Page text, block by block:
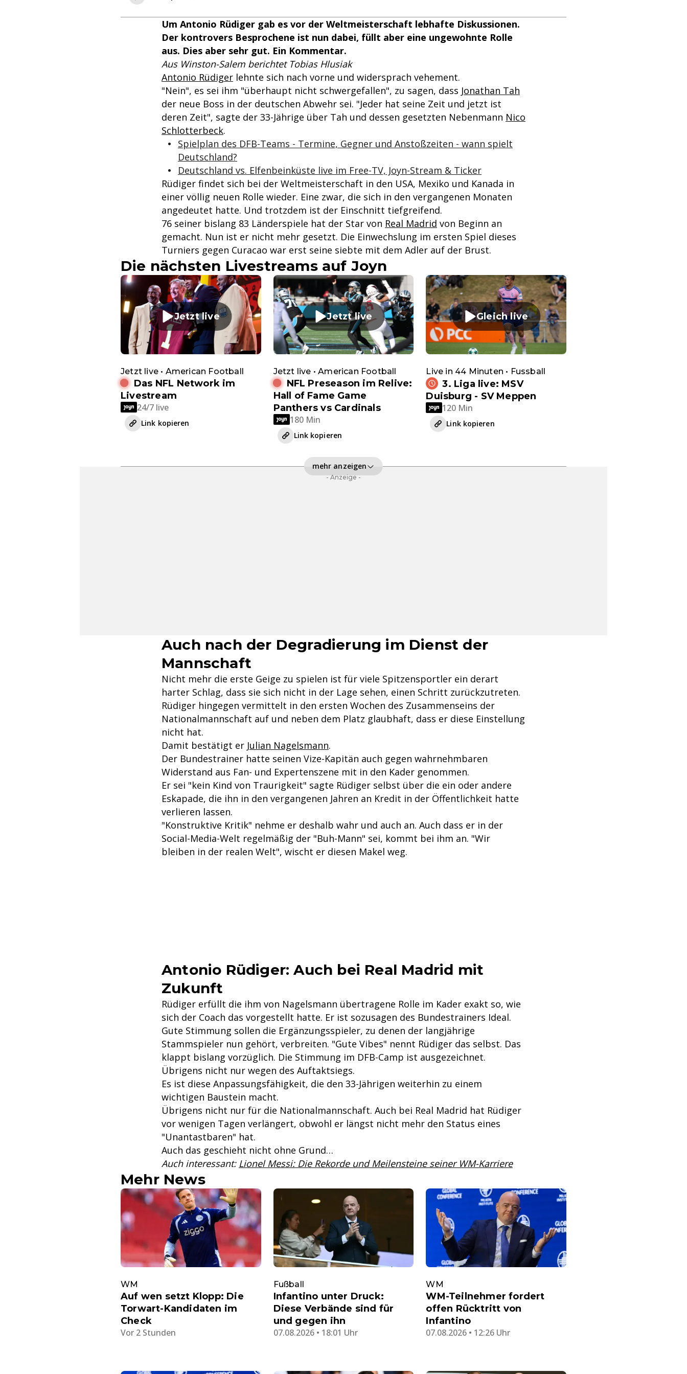
Um Antonio Rüdiger gab es vor der Weltmeisterschaft lebhafte Diskussionen.
Der kontrovers Besprochene ist nun dabei, füllt aber eine ungewohnte Rolle
aus. Dies aber sehr gut. Ein Kommentar.
Aus Winston-Salem berichtet Tobias Hlusiak
Antonio Rüdiger lehnte sich nach vorne und widersprach vehement.
"Nein", es sei ihm "überhaupt nicht schwergefallen", zu sagen, dass Jonathan Tah
der neue Boss in der deutschen Abwehr sei. "Jeder hat seine Zeit und jetzt ist
deren Zeit", sagte der 33-Jährige über Tah und dessen gesetzten Nebenmann Nico
Schlotterbeck.
Spielplan des DFB-Teams - Termine, Gegner und Anstoßzeiten - wann spielt
Deutschland?
Deutschland vs. Elfenbeinküste live im Free-TV, Joyn-Stream & Ticker
Rüdiger findet sich bei der Weltmeisterschaft in den USA, Mexiko und Kanada in
einer völlig neuen Rolle wieder. Eine zwar, die sich in den vergangenen Monaten
angedeutet hatte. Und trotzdem ist der Einschnitt tiefgreifend.
76 seiner bislang 83 Länderspiele hat der Star von Real Madrid von Beginn an
gemacht. Nun ist er nicht mehr gesetzt. Die Einwechslung im ersten Spiel dieses
Turniers gegen Curacao war erst seine siebte mit dem Adler auf der Brust.
Die nächsten Livestreams auf Joyn
Jetzt live
Jetzt live • American Football
Das NFL Network im
Livestream
24/7 live
Link kopieren
Jetzt live
Jetzt live • American Football
NFL Preseason im Relive:
Hall of Fame Game
Panthers vs Cardinals
180 Min
Link kopieren
Gleich live
Live in 44 Minuten • Fussball
3. Liga live: MSV
Duisburg - SV Meppen
120 Min
Link kopieren
mehr anzeigen
- Anzeige -
Auch nach der Degradierung im Dienst der
Mannschaft
Nicht mehr die erste Geige zu spielen ist für viele Spitzensportler ein derart
harter Schlag, dass sie sich nicht in der Lage sehen, einen Schritt zurückzutreten.
Rüdiger hingegen vermittelt in den ersten Wochen des Zusammenseins der
Nationalmannschaft auf und neben dem Platz glaubhaft, dass er diese Einstellung
nicht hat.
Damit bestätigt er Julian Nagelsmann.
Der Bundestrainer hatte seinen Vize-Kapitän auch gegen wahrnehmbaren
Widerstand aus Fan- und Expertenszene mit in den Kader genommen.
Er sei "kein Kind von Traurigkeit" sagte Rüdiger selbst über die ein oder andere
Eskapade, die ihn in den vergangenen Jahren an Kredit in der Öffentlichkeit hatte
verlieren lassen.
"Konstruktive Kritik" nehme er deshalb wahr und auch an. Auch dass er in der
Social-Media-Welt regelmäßig der "Buh-Mann" sei, kommt bei ihm an. "Wir
bleiben in der realen Welt", wischt er diesen Makel weg.
Antonio Rüdiger: Auch bei Real Madrid mit
Zukunft
Rüdiger erfüllt die ihm von Nagelsmann übertragene Rolle im Kader exakt so, wie
sich der Coach das vorgestellt hatte. Er ist sozusagen des Bundestrainers Ideal.
Gute Stimmung sollen die Ergänzungsspieler, zu denen der langjährige
Stammspieler nun gehört, verbreiten. "Gute Vibes" nennt Rüdiger das selbst. Das
klappt bislang vorzüglich. Die Stimmung im DFB-Camp ist ausgezeichnet.
Übrigens nicht nur wegen des Auftaktsiegs.
Es ist diese Anpassungsfähigkeit, die den 33-Jährigen weiterhin zu einem
wichtigen Baustein macht.
Übrigens nicht nur für die Nationalmannschaft. Auch bei Real Madrid hat Rüdiger
vor wenigen Tagen verlängert, obwohl er längst nicht mehr den Status eines
"Unantastbaren" hat.
Auch das geschieht nicht ohne Grund…
Auch interessant: Lionel Messi: Die Rekorde und Meilensteine seiner WM-Karriere
Mehr News
WM
Auf wen setzt Klopp: Die
Torwart-Kandidaten im
Check
Vor 2 Stunden
Fußball
Infantino unter Druck:
Diese Verbände sind für
und gegen ihn
07.08.2026 • 18:01 Uhr
WM
WM-Teilnehmer fordert
offen Rücktritt von
Infantino
07.08.2026 • 12:26 Uhr